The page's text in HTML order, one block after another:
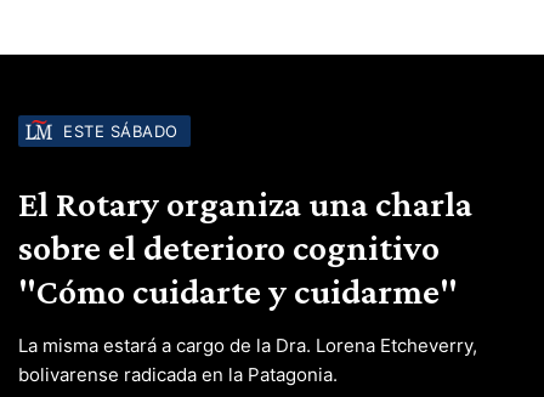
ESTE SÁBADO
El Rotary organiza una charla
sobre el deterioro cognitivo
"Cómo cuidarte y cuidarme"
La misma estará a cargo de la Dra. Lorena Etcheverry,
bolivarense radicada en la Patagonia.